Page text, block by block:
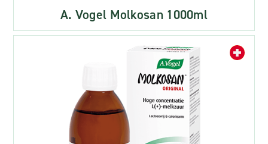
A. Vogel Molkosan 1000ml